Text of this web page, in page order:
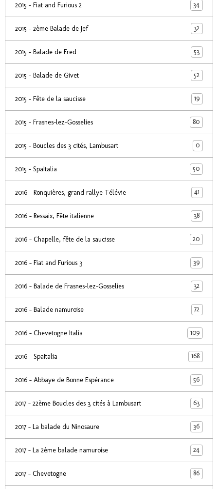
2015 - Fiat and Furious 2 34
2015 - 2ème Balade de Jef 32
2015 - Balade de Fred 53
2015 - Balade de Givet 52
2015 - Fête de la saucisse 19
2015 - Frasnes-lez-Gosselies 80
2015 - Boucles des 3 cités, Lambusart 0
2015 - SpaItalia 50
2016 - Ronquières, grand rallye Télévie 41
2016 - Ressaix, Fête italienne 38
2016 - Chapelle, fête de la saucisse 20
2016 - Fiat and Furious 3 39
2016 - Balade de Frasnes-lez-Gosselies 32
2016 - Balade namuroise 72
2016 - Chevetogne Italia 109
2016 - SpaItalia 168
2016 - Abbaye de Bonne Espérance 56
2017 - 22ème Boucles des 3 cités à Lambusart 63
2017 - La balade du Ninosaure 36
2017 - La 2ème balade namuroise 24
2017 - Chevetogne 86